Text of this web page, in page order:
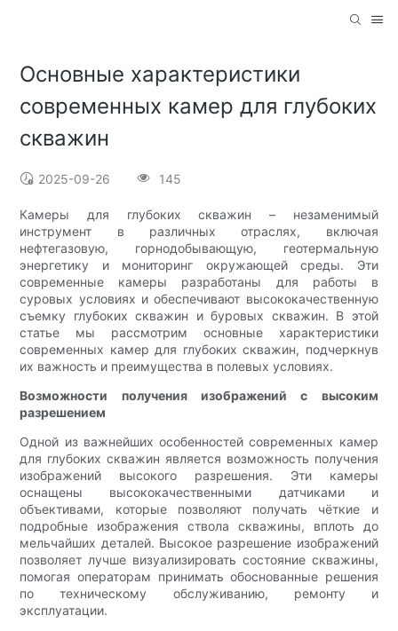
Основные характеристики
современных камер для глубоких
скважин
2025-09-26 145
Камеры для глубоких скважин – незаменимый
инструмент в различных отраслях, включая
нефтегазовую, горнодобывающую, геотермальную
энергетику и мониторинг окружающей среды. Эти
современные камеры разработаны для работы в
суровых условиях и обеспечивают высококачественную
съемку глубоких скважин и буровых скважин. В этой
статье мы рассмотрим основные характеристики
современных камер для глубоких скважин, подчеркнув
их важность и преимущества в полевых условиях.
Возможности получения изображений с высоким
разрешением
Одной из важнейших особенностей современных камер
для глубоких скважин является возможность получения
изображений высокого разрешения. Эти камеры
оснащены высококачественными датчиками и
объективами, которые позволяют получать чёткие и
подробные изображения ствола скважины, вплоть до
мельчайших деталей. Высокое разрешение изображений
позволяет лучше визуализировать состояние скважины,
помогая операторам принимать обоснованные решения
по техническому обслуживанию, ремонту и
эксплуатации.